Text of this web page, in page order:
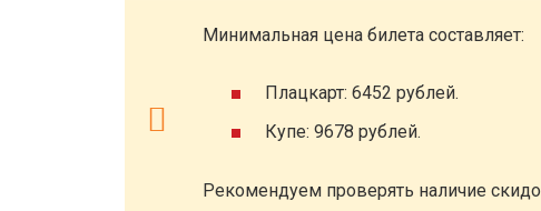
Минимальная цена билета составляет:
Плацкарт: 6452 рублей.
Купе: 9678 рублей.
Рекомендуем проверять наличие